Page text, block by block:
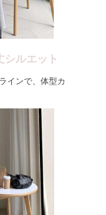
シルエット
インで、体型カ